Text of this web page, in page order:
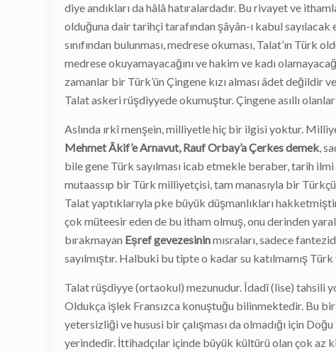
diye andıkları da hâlâ hatıralardadır. Bu rivayet ve
olduğuna dair tarihçi tarafından şâyân-ı kabul
sınıfından bulunması, medrese okuması, Talat’ın Türk
medrese okuyamayacağını ve hakim ve kadı
zamanlar bir Türk’ün Çingene kızı alması âdet
Talat askeri rüşdiyyede okumuştur. Çingene asıllı
Aslında ırkî menşein, milliyetle hiç bir ilgisi yoktur.
Mehmet Âkif’e Arnavut, Rauf Orbay’a Çerkes demek,
bile gene Türk sayılması icab etmekle beraber, tarih
mutaassıp bir Türk milliyetçisi, tam manasıyla bir
Talat yaptıklarıyla pke büyük düşmanlıkları
çok müteesir eden de bu itham olmuş, onu derinden
bırakmayan Eşref gevezesininmısraları, sadece
sayılmıştır. Halbuki bu tipte o kadar su katılmamış
Talat rüşdiyye (ortaokul) mezunudur. Îdadî (lise) tahsili
Oldukça işlek Fransızca konuştuğu bilinmektedir. Bu
yetersizliği ve hususi bir çalışması da olmadığı için
yerindedir. İttihadçılar içinde büyük kültürü olan çok az